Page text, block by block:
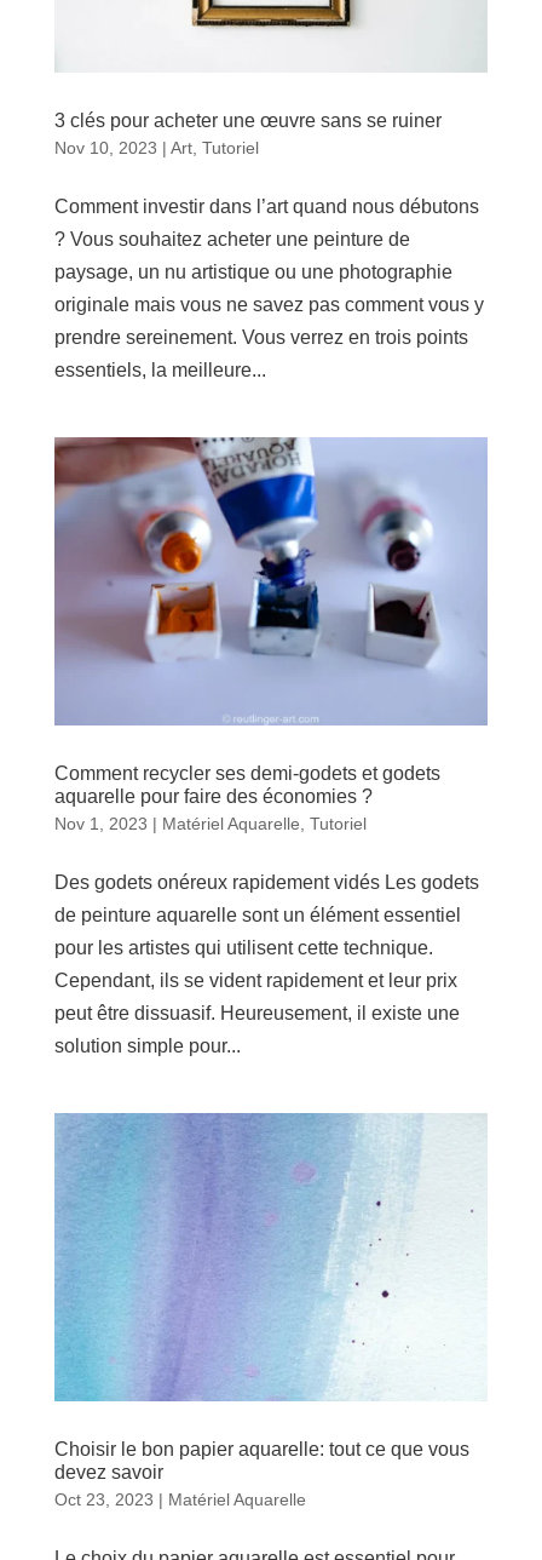
3 clés pour acheter une œuvre sans se ruiner
Nov 10, 2023 | Art, Tutoriel
Comment investir dans l’art quand nous débutons
? Vous souhaitez acheter une peinture de
paysage, un nu artistique ou une photographie
originale mais vous ne savez pas comment vous y
prendre sereinement. Vous verrez en trois points
essentiels, la meilleure...
Comment recycler ses demi-godets et godets
aquarelle pour faire des économies ?
Nov 1, 2023 | Matériel Aquarelle Tutoriel
Des godets onéreux rapidement vidés Les godets
de peinture aquarelle sont un élément essentiel
pour les artistes qui utilisent cette technique.
Cependant, ils se vident rapidement et leur prix
peut être dissuasif. Heureusement, il existe une
solution simple pour...
Choisir le bon papier aquarelle: tout ce que vous
devez savoir
Oct 23, 2023 | Matériel Aquarelle